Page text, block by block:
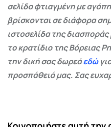
σελίδα φτιαγμένη με
βρίσκονται σε διάφορα
ιστοσελίδα της
το κρατίδιο της Βόρειας
την δική σας δωρεάεδώ
προσπάθειά μας. Σας